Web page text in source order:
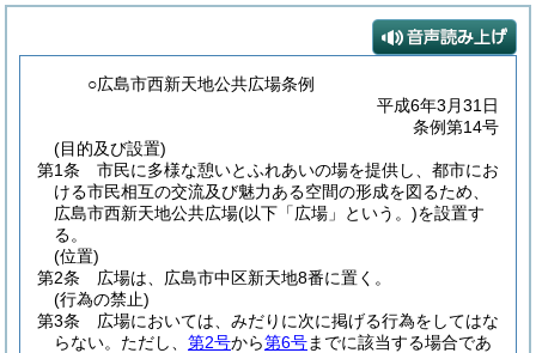
○広島市西新天地公共広場条例
平成6年3月31日
条例第14号
(目的及び設置)
第1条
市民に多様な憩いとふれあいの場を提供し、都市にお
ける市民相互の交流及び魅力ある空間の形成を図るため、
広島市西新天地公共広場(以下「広場」という。)を設置す
る。
(位置)
第2条
広場は、広島市中区新天地8番に置く。
(行為の禁止)
第3条
広場においては、みだりに次に掲げる行為をしてはな
らない。 ただし、 第2号から第6号までに該当する場合であ